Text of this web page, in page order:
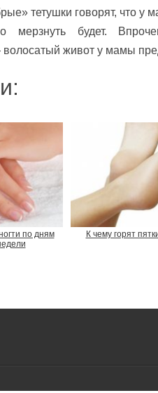
тетушки говорят, что
мерзнуть будет.
живот у мамы
по дням
К чему горят